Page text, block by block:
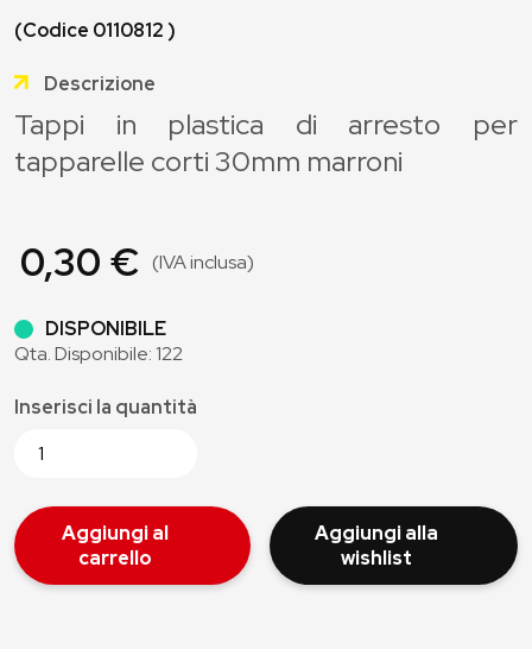
(Codice 0110812 )
Descrizione
Tappi in plastica di arresto per
tapparelle corti 30mm marroni
0,30 € (IVA inclusa)
DISPONIBILE
Qta. Disponibile: 122
Inserisci la quantità
Aggiungi al
carrello
Aggiungi alla
wishlist